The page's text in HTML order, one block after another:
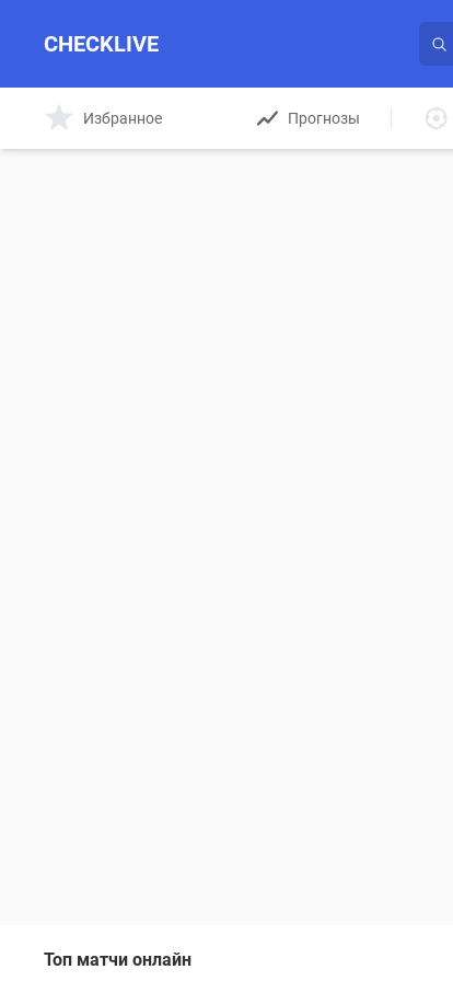
CHECKLIVE
Избранное Прогнозы
Топ матчи онлайн